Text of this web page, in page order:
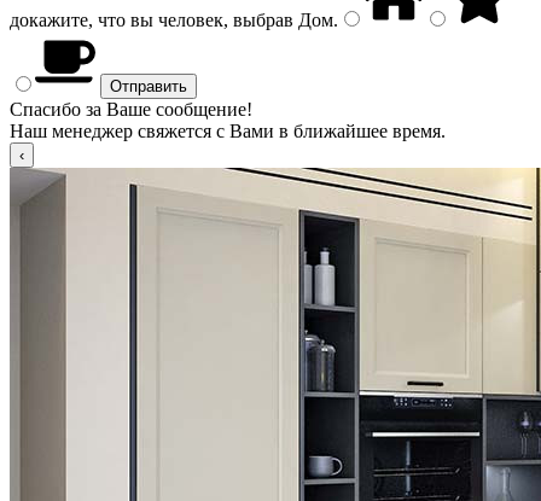
докажите, что вы человек, выбрав Дом.
Спасибо за Ваше сообщение!
Наш менеджер свяжется с Вами в ближайшее время.